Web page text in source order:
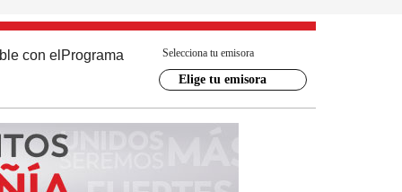
con el Programa Selecciona tu emisora
Elige tu emisora